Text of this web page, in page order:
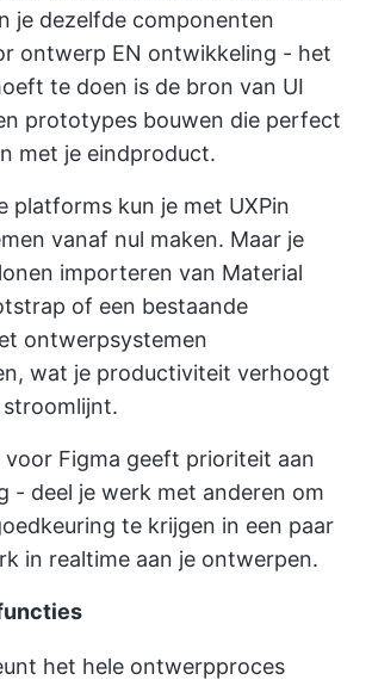
je dezelfde componenten
ontwerp EN ontwikkeling - het
te doen is de bron van UI
prototypes bouwen die perfect
met je eindproduct.
platforms kun je met UXPin
vanaf nul maken. Maar je
importeren van Material
of een bestaande
ontwerpsystemen
wat je productiviteit verhoogt
Figma geeft prioriteit aan
- deel je werk met anderen om
te krijgen in een paar
in realtime aan je ontwerpen.
het hele ontwerpproces